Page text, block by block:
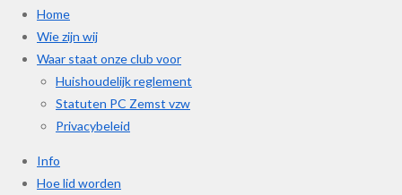
Home
Wie zijn wij
Waar staat onze club voor
Huishoudelijk reglement
Statuten PC Zemst vzw
Privacybeleid
Info
Hoe lid worden